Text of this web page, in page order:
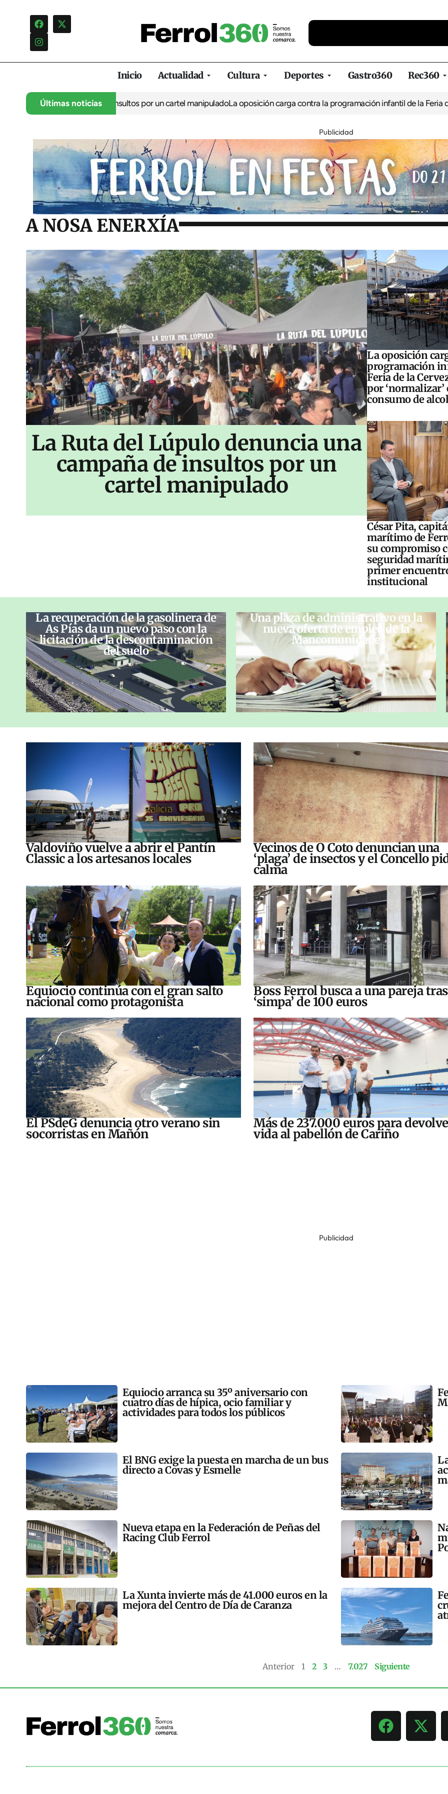
Inicio Actualidad Cultura Deportes Gastro360 Rec360
Últimas noticias
una campaña de insultos por un cartel manipuladoLa oposición carga contra la programación infantil de la Feria de la
Publicidad
A NOSA ENERXÍA
La Ruta del Lúpulo denuncia una
campaña de insultos por un
cartel manipulado
La oposición
programación
Feria de la
por ‘normalizar’
consumo de
César Pita,
marítimo de
su compromiso
seguridad
primer
institucional
La recuperación de la gasolinera de
As Pías da un nuevo paso con la
licitación de la descontaminación
del suelo
Una plaza de administrativo en la
nueva oferta de empleo de la
Mancomunidade
Valdoviño vuelve a abrir el Pantín
Classic a los artesanos locales
Vecinos de O Coto denuncian una
‘plaga’ de insectos y el Concello
calma
Equiocio continúa con el gran salto
nacional como protagonista
Boss Ferrol busca a una pareja
‘simpa’ de 100 euros
El PSdeG denuncia otro verano sin
socorristas en Mañón
Más de 237.000 euros para
vida al pabellón de Cariño
Publicidad
Equiocio arranca su 35º aniversario con
cuatro días de hípica, ocio familiar y
actividades para todos los públicos
El BNG exige la puesta en marcha de un bus
directo a Covas y Esmelle
Nueva etapa en la Federación de Peñas del
Racing Club Ferrol
La Xunta invierte más de 41.000 euros en la
mejora del Centro de Día de Caranza
Anterior 1 2 3 … 7.027 Siguiente